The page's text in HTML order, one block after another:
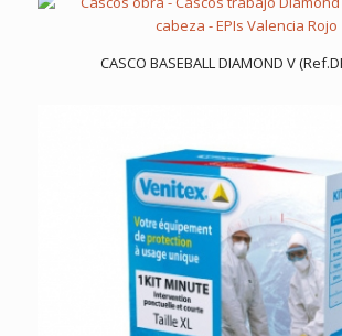
CASCO BASEBALL DIAMOND V